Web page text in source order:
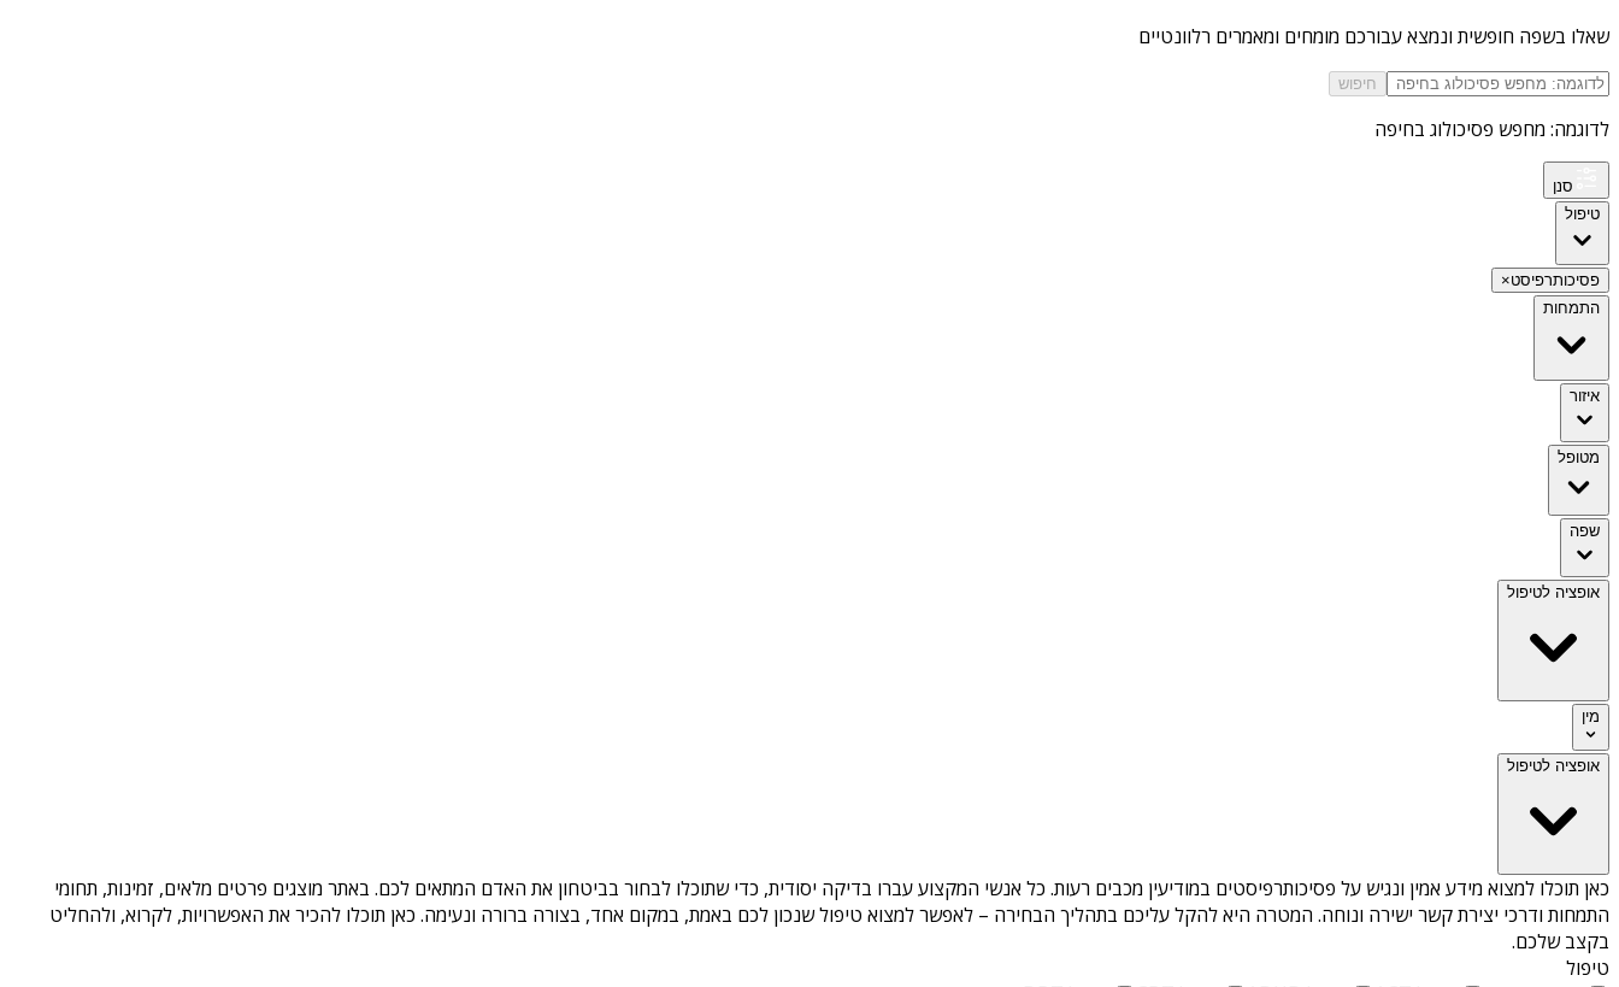
שאלו בשפה חופשית ונמצא עבורכם מומחים ומאמרים רלוונטיים
חיפוש
לדוגמה: מחפש פסיכולוג בחיפה
סנן
טיפול
פסיכותרפיסט×
התמחות
איזור
מטופל
שפה
אופציה לטיפול
מין
אופציה לטיפול
כאן תוכלו למצוא מידע אמין ונגיש על פסיכותרפיסטים במודיעין מכבים רעות. כל אנשי המקצוע עברו בדיקה יסודית, כדי שתוכלו לבחור בביטחון את האדם המתאים לכם. באתר מוצגים פרטים מלאים, זמינות, תחומי
התמחות ודרכי יצירת קשר ישירה ונוחה. המטרה היא להקל עליכם בתהליך הבחירה – לאפשר למצוא טיפול שנכון לכם באמת, במקום אחד, בצורה ברורה ונעימה. כאן תוכלו להכיר את האפשרויות, לקרוא, ולהחליט
בקצב שלכם.
טיפול